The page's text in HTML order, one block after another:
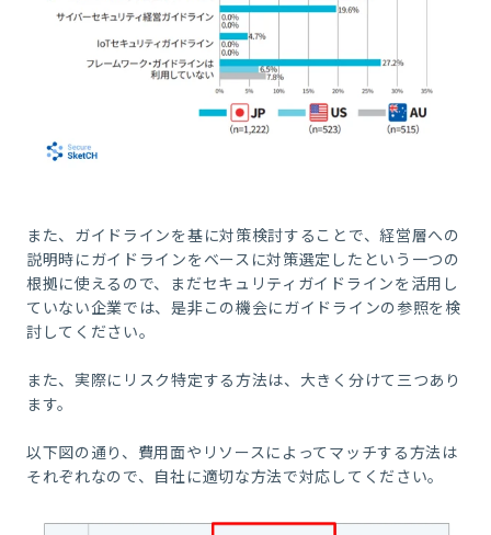
また、ガイドラインを基に対策検討することで、経営層への
説明時にガイドラインをベースに対策選定したという一つの
根拠に使えるので、まだセキュリティガイドラインを活用し
ていない企業では、是非この機会にガイドラインの参照を検
討してください。
また、実際にリスク特定する方法は、大きく分けて三つあり
ます。
以下図の通り、費用面やリソースによってマッチする方法は
それぞれなので、自社に適切な方法で対応してください。